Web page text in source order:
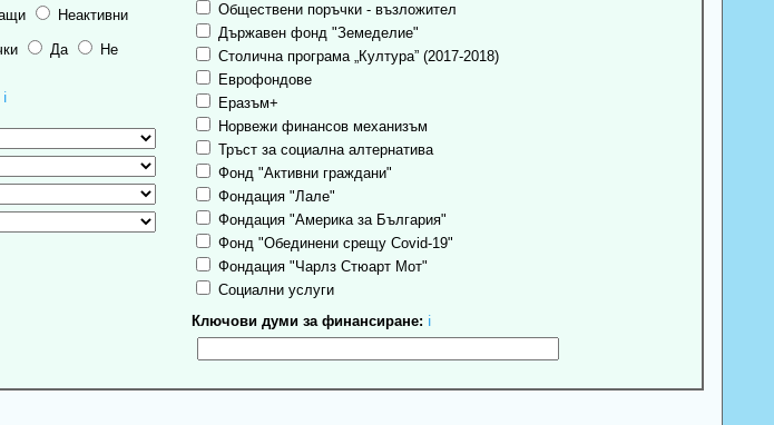
Неактивни
Да Не
ℹ
Обществени поръчки - възложител
Държавен фонд "Земеделие"
Столична програма „Култура” (2017-2018)
Еврофондове
Еразъм+
Норвежи финансов механизъм
Тръст за социална алтернатива
Фонд "Активни граждани"
Фондация "Лале"
Фондация "Америка за България"
Фонд "Обединени срещу Covid-19"
Фондация "Чарлз Стюарт Мот"
Социални услуги
Ключови думи за финансиране: ℹ